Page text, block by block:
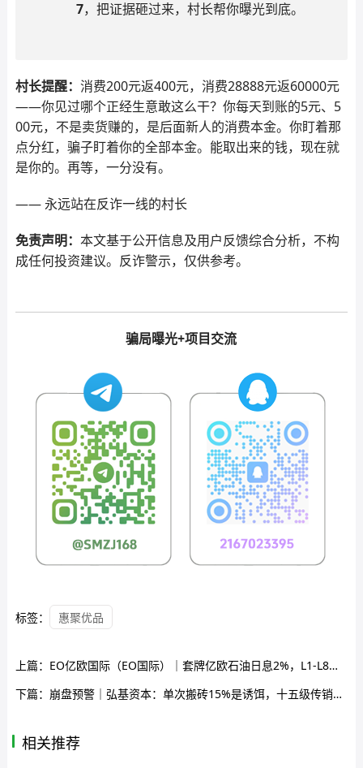
7，把证据砸过来，村长帮你曝光到底。
村长提醒： 消费200元返400元，消费28888元返60000元
——你见过哪个正经生意敢这么干？你每天到账的5元、5
00元，不是卖货赚的，是后面新人的消费本金。你盯着那
点分红，骗子盯着你的全部本金。能取出来的钱，现在就
是你的。再等，一分没有。
—— 永远站在反诈一线的村长
免责声明： 本文基于公开信息及用户反馈综合分析，不构
成任何投资建议。反诈警示，仅供参考。
骗局曝光+项目交流
标签： 惠聚优品
上篇： EO亿欧国际（EO国际）｜套牌亿欧石油日息2%，L1-L8传销拉人头——“鑫慷嘉”已崩百亿，你的U正在给缅甸园区凑业绩
下篇： 崩盘预警｜弘基资本：单次搬砖15%是诱饵，十五级传销裂变才是真——USDT“清洗”就是洗钱公告，你的U正在帮骗子规避监管
相关推荐